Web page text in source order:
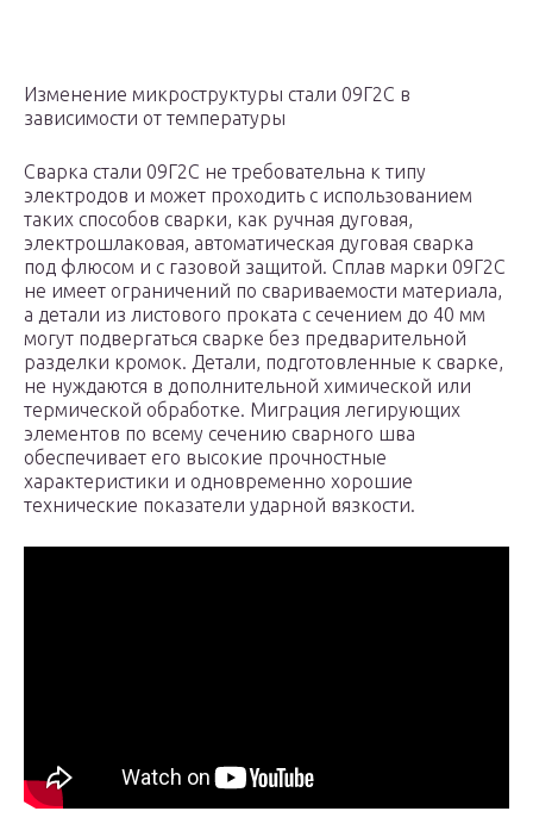
Изменение микроструктуры стали 09Г2С в
зависимости от температуры
Сварка стали 09Г2С не требовательна к типу
электродов и может проходить с использованием
таких способов сварки, как ручная дуговая,
электрошлаковая, автоматическая дуговая сварка
под флюсом и с газовой защитой. Сплав марки 09Г2С
не имеет ограничений по свариваемости материала,
а детали из листового проката с сечением до 40 мм
могут подвергаться сварке без предварительной
разделки кромок. Детали, подготовленные к сварке,
не нуждаются в дополнительной химической или
термической обработке. Миграция легирующих
элементов по всему сечению сварного шва
обеспечивает его высокие прочностные
характеристики и одновременно хорошие
технические показатели ударной вязкости.